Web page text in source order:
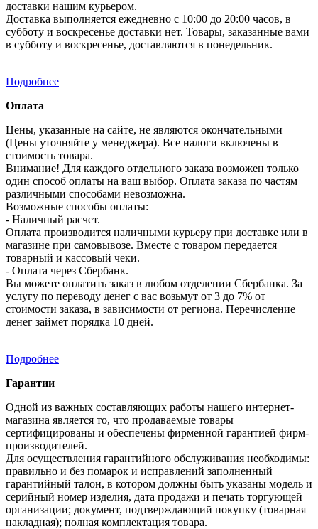
доставки нашим курьером.
Доставка выполняется ежедневно с 10:00 до 20:00 часов, в
субботу и воскресенье доставки нет. Товары, заказанные вами
в субботу и воскресенье, доставляются в понедельник.
Подробнее
Оплата
Цены, указанные на сайте, не являются окончательными
(Цены уточняйте у менеджера). Все налоги включены в
стоимость товара.
Внимание! Для каждого отдельного заказа возможен только
один способ оплаты на ваш выбор. Оплата заказа по частям
различными способами невозможна.
Возможные способы оплаты:
- Наличный расчет.
Оплата производится наличными курьеру при доставке или в
магазине при самовывозе. Вместе с товаром передается
товарный и кассовый чеки.
- Оплата через Сбербанк.
Вы можете оплатить заказ в любом отделении Сбербанка. За
услугу по переводу денег с вас возьмут от 3 до 7% от
стоимости заказа, в зависимости от региона. Перечисление
денег займет порядка 10 дней.
Подробнее
Гарантии
Одной из важных составляющих работы нашего интернет-
магазина является то, что продаваемые товары
сертифицированы и обеспечены фирменной гарантией фирм-
производителей.
Для осуществления гарантийного обслуживания необходимы:
правильно и без помарок и исправлений заполненный
гарантийный талон, в котором должны быть указаны модель и
серийный номер изделия, дата продажи и печать торгующей
организации; документ, подтверждающий покупку (товарная
накладная); полная комплектация товара.